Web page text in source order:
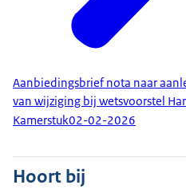
Aanbiedingsbrief nota naar
van wijziging bij wetsvoorstel
Kamerstuk02-02-2026
Hoort bij